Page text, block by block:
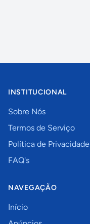
INSTITUCIONAL
Sobre Nós
Termos de Serviço
Política de Privacidade
FAQ's
NAVEGAÇÃO
Início